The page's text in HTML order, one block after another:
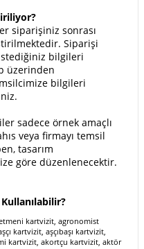
siparişiniz sonrası
Siparişi
bilgileri
üzerinden
bilgileri
sadece örnek amaçlı
veya firmayı temsil
tasarım
göre düzenlenecektir.
kafeci kartvizit, kafe kartvizit, kalaycı kartvizit, kalıpçı kartvizit, kaloriferci kartvizit, kameraman kartvizit, kamyoncu kartvizit, kapı satıcısı kartvizit, kapıcı kartvizit, kaplamacı kartvizit, kaportacı kartvizit, kaptan kartvizit, kardiyolog kartvizit, karikatürist kartvizit, karoserci kartvizit, karpuzcu kartvizit, kasap kartvizit, kasiyer kartvizit, kat görevlisi kartvizit, katip kartvizit, kayıkçı kartvizit, kaymakam kartvizit, kaynakçı kartvizit, kebapçı kartvizit, kemancı kartvizit, kesimci kartvizit, kırtasiyeci kartvizit, kimya mühendisi kartvizit, kitapçı kartvizit, klarnetçi kartvizit, koleksiyoncu kartvizit, komedyen kartvizit, komisyoncu kartvizit, konserveci kartvizit, kontrolör kartvizit, konveyör operatörü kartvizit, kareograf kartvizit, korgeneral kartvizit, koramiral kartvizit, koruma görevlisi kartvizit, köfteci kartvizit, kömürcü kartvizit, köpek eğiticisi kartvizit, köşeyazarı kartvizit, kuaför kartvizit, kumaşçı kartvizit, kumcu kartvizit, kuru temizlemeci kartvizit, kuruyemişçi kartvizit, kurye kartvizit, kuyumcu kartvizit, kürkçü kartvizit, kütüphaneci kartvizitleri, laborant kartvizit, lahmacuncu kartvizit, lehimci kartvizit, lokantacı kartvizit, lokomotifçi kartvizitleri, Madenci Kartvizit, Makasçı Kartvizit, Makastar Kartvizit, Maketçi Kartvizit, Makinist Kartvizit, Makine mühendisi Kartvizit, Makine zabiti Kartvizit, Makyajcı Kartvizit, Mali hizmetler uzmanı Kartvizit, Manav Kartvizit, Manifaturacı Kartvizit, Manikürcü Kartvizit, Manken Kartvizit, Marangoz Kartvizit, Masör Kartvizit, Masöz Kartvizit, Matador Kartvizit, Matbaacı Kartvizit, Matematikçi Kartvizit, Matkapçı Kartvizit, Medya Planlama Uzmanı Kartvizit, Memur Kartvizit, Menajer Kartvizit, Mermerci Kartvizit, Metalurji mühendisi Kartvizit, Meteoroloji uzmanı Kartvizit, Metin yazarı Kartvizit, Mevsimlik işçi Kartvizit, Meydancı Kartvizit, Meyhaneci Kartvizit, Mezarcı Kartvizit, Midyeci Kartvizit, Mikrobiyolog Kartvizit, Milletvekili Kartvizit, Mimar Kartvizit, Mobilyacı Kartvizit, Modacı Kartvizit, Model Kartvizit, Modelci Kartvizit, Modelist Kartvizit, Montajcı Kartvizit, Montör Kartvizit, Motor tamircisi Kartvizit, Motorcu Kartvizit, Muhabir Kartvizit, Muhafız Kartvizit, Muhasebeci Kartvizit, Muhtar Kartvizit, Mumyalayıcı Kartvizit, Muzcu Kartvizit, Mübaşir Kartvizit, Müdür Kartvizit, Müezzin Kartvizit, Müfettiş Kartvizit, Müşavir Kartvizit, Mühendis Kartvizit, Müneccim Kartvizit, Mürebbiye Kartvizit, Müsteşar Kartvizit, Müteahhit Kartvizit, Mütercim Kartvizit, Müze Kartvizit, müdürü Kartvizit, Müzik yönetmeni Kartvizit, Müzisyen Kartvizit, Mantarcı Kartvizit, Mali müşavir kartvizit, Nalıncı Kartvizit, Nakışçı Kartvizit, Nakliyeci Kartvizit, Nalbant Kartvizit, Nalbur Kartvizitleri,Obuacı Kartvizit, Ocakçı Kartvizit, Odacı Kartvizit, Oduncu Kartvizit, Odyolog Kartvizit, Okçu Kartvizit, Okul müdürü Kartvizit, Okutman Kartvizit, Operatör Kartvizit, Opera sanatçısı Kartvizit, Orgcu Kartvizit, Orgeneral Kartvizit, Orman mühendisi Kartvizit, Ornitolog veya kuşbilimci Kartvizit, Otelci Kartvizit, Oto elektrikçisi Kartvizit, Oto lastik tamircisi Kartvizit, Oto tamircisi Kartvizit, Oto yedek parçacı Kartvizit, Overlokçu kartvizitleri, Öğretmen Kartvizit, Öğretim elemanı Kartvizit, Öğretim görevlisi Kartvizit, Öğretim üyesi Kartvizit, Örmeci Kartvizit, Ön muhasebeci Kartvizit, Ön muhasebe sorumlusu Kartvizit, Ön muhasebe yardımcı elemanı Kartvizit, Ön büro elemanı Kartvizit, Özel şoför kartvizit, Paketleyici Kartvizit, Palyaço Kartvizit, Pandomimci Kartvizit, Pansiyoncu Kartvizit, Pansumancı Kartvizit, Paralı asker Kartvizit, Park bekçisi Kartvizit, Pastörizör Kartvizit, Patolog Kartvizit, Peçeteci Kartvizit, Pencereci Kartvizit, Perukçu Kartvizit, Peyzaj mimarı Kartvizit, Peyzaj teknikeri Kartvizit, Pideci Kartvizit, Pilavcı Kartvizi